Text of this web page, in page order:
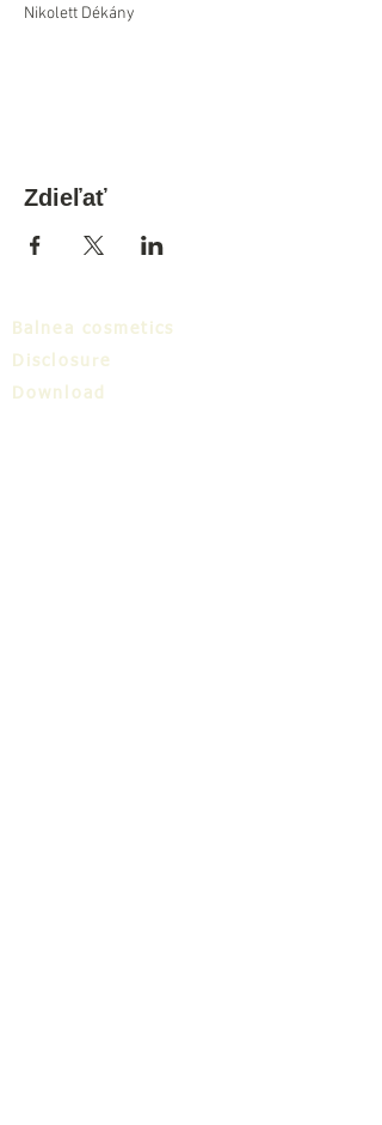
Nikolett Dékány
Zdieľať
Balnea cosmetics
Disclosure
Download